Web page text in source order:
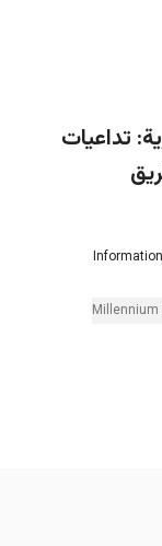
تداعيات
Millennium